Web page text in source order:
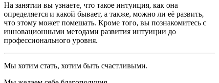
На занятии вы узнаете, что такое интуиция, как она
определяется и какой бывает, а также, можно ли её развить,
что этому может помешать. Кроме того, вы познакомитесь с
инновационными методами развития интуиции до
профессионального уровня.
Мы хотим стать, хотим быть счастливыми.